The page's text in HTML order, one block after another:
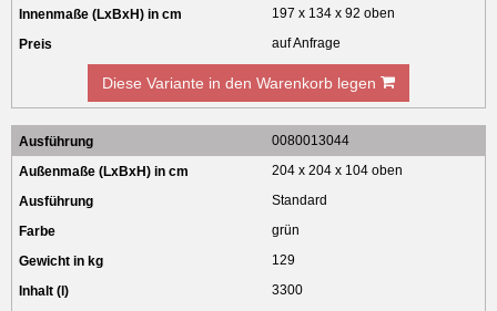
197 x 134 x 92 oben
auf Anfrage
Diese Variante in den Warenkorb legen
0080013044
204 x 204 x 104 oben
Standard
grün
129
3300